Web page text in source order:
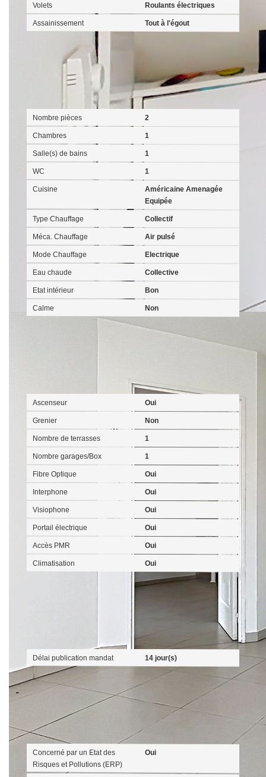
Volets Roulants électriques
Assainissement Tout à l'égout
Nombre pièces 2
Chambres 1
Salle(s) de bains 1
WC 1
Cuisine
Américaine Amenagée
Equipée
Type Chauffage Collectif
Méca. Chauffage Air pulsé
Mode Chauffage Electrique
Eau chaude Collective
Etat intérieur Bon
Calme Non
Ascenseur Oui
Grenier Non
Nombre de terrasses 1
Nombre garages/Box 1
Fibre Optique Oui
Interphone Oui
Visiophone Oui
Portail électrique Oui
Accès PMR Oui
Climatisation Oui
Délai publication mandat 14 jour(s)
Diagnostics
Concerné par un Etat des
Risques et Pollutions (ERP)
Oui